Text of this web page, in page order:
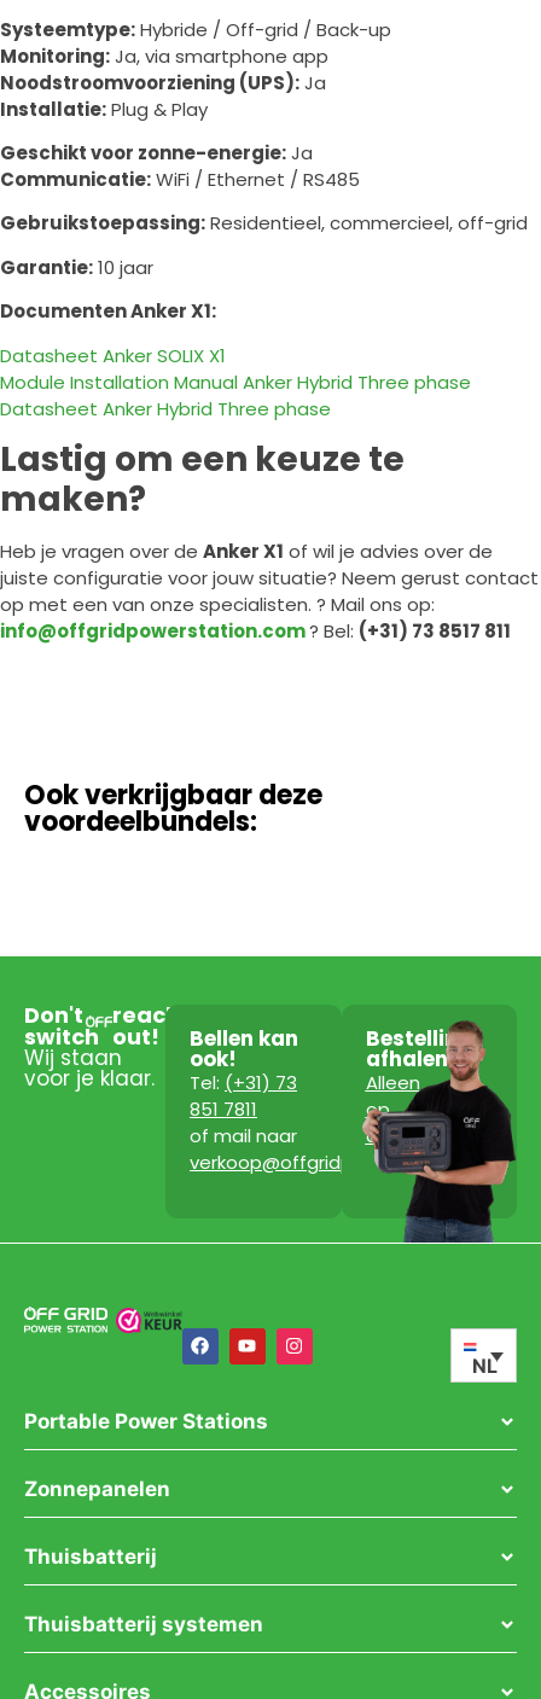
Systeemtype:Hybride / Off-grid / Back-up
Monitoring:Ja, via smartphone app
Noodstroomvoorziening (UPS):Ja
Installatie:Plug & Play
Geschikt voor zonne-energie:Ja
Communicatie:WiFi / Ethernet / RS485
Gebruikstoepassing:Residentieel, commercieel, off-grid
Garantie:10 jaar
Documenten Anker X1:
Datasheet Anker SOLIX X1
Module Installation Manual Anker Hybrid Three phase
Datasheet Anker Hybrid Three phase
Lastig om een keuze te
maken?
Heb je vragen over de Anker X1 of wil je advies over de
juiste configuratie voor jouw situatie? Neem gerust contact
op met een van onze specialisten. ? Mail ons op:
info@offgridpowerstation.com? Bel: (+31) 73 8517 811
Ook verkrijgbaar deze
voordeelbundels:
Don't
switch
reach
out!
Wij staan
voor je klaar.
Bellen kan
ook!
Tel: (+31) 73
851 7811
of mail naar
verkoop@offgridpowerstation.com
Bestelling
afhalen?
Alleen
op
afspraak!
NL
Portable Power Stations
Zonnepanelen
Thuisbatterij
Thuisbatterij systemen
Accessoires